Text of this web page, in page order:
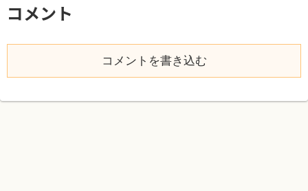
コメント
コメントを書き込む